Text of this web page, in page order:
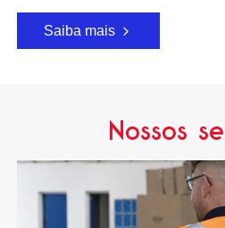
Saiba mais
Nossos